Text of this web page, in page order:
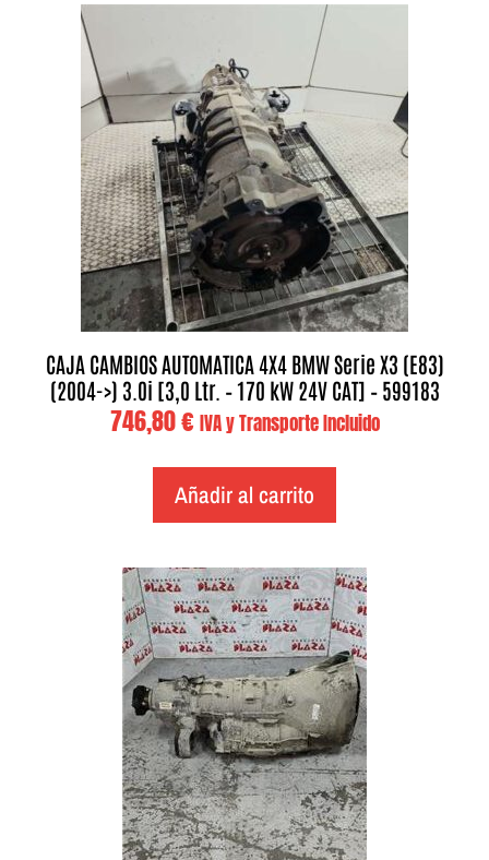
CAJA CAMBIOS AUTOMATICA 4X4 BMW Serie X3 (E83)
(2004->) 3.0i [3,0 Ltr. – 170 kW 24V CAT] – 599183
746,80€ IVA y Transporte Incluido
Añadir al carrito